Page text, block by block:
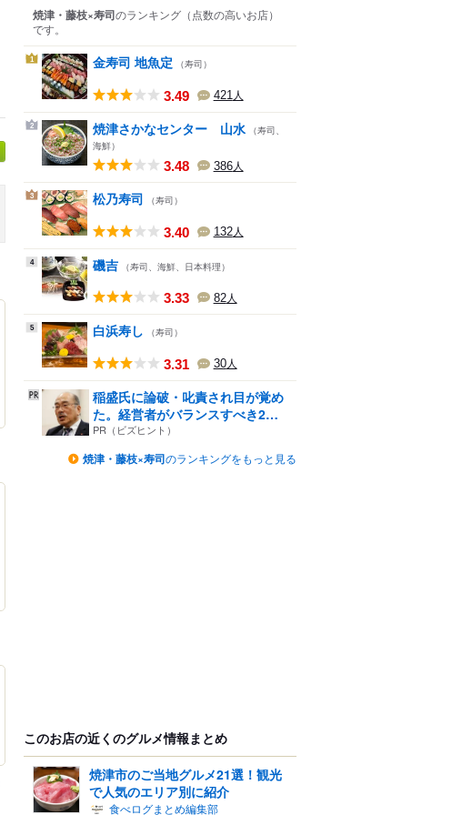
焼津・藤枝×寿司のランキング （点数の高いお店）
です。
1 金寿司 地魚定 （寿司）
3.49 421人
2 焼津さかなセンター 山水 （寿司、
海鮮）
3.48 386人
3 松乃寿司 （寿司）
3.40 132人
4 磯吉 （寿司、海鮮、日本料理）
3.33 82人
5 白浜寿し （寿司）
3.31 30人
稲盛氏に論破・叱責され目が覚め
た。経営者がバランスすべき2
つ...
PR（ビズヒント）
焼津・藤枝×寿司のランキングをもっと見る
このお店の近くのグルメ情報まとめ
焼津市のご当地グルメ21選！観光
で人気のエリア別に紹介
食べログまとめ編集部